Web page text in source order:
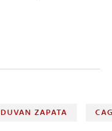
DUVAN ZAPATA